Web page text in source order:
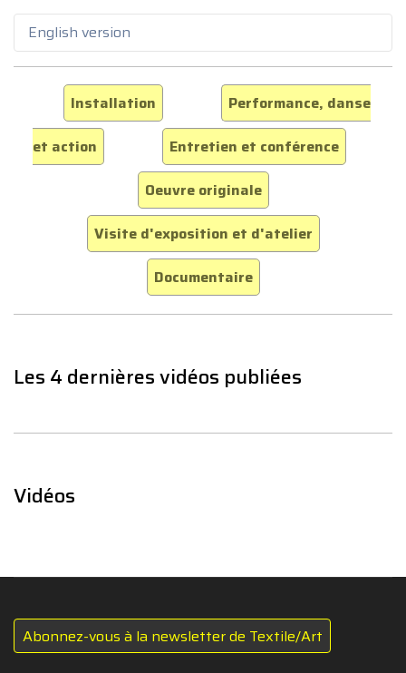
English version
Installation
Performance, danse
et action
Entretien et conférence
Oeuvre originale
Visite d'exposition et d'atelier
Documentaire
Les 4 dernières vidéos publiées
Vidéos
Abonnez-vous à la newsletter de Textile/Art